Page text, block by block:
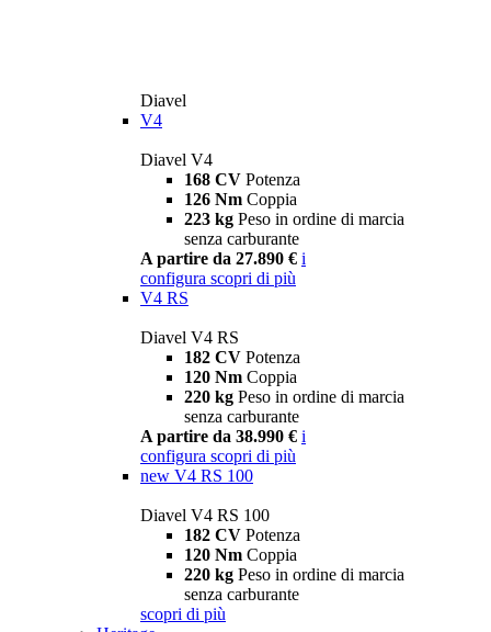
Diavel
V4
Diavel V4
168 CV Potenza
126 Nm Coppia
223 kg Peso in ordine di marcia
senza carburante
A partire da 27.890 € i
configura scopri di più
V4 RS
Diavel V4 RS
182 CV Potenza
120 Nm Coppia
220 kg Peso in ordine di marcia
senza carburante
A partire da 38.990 € i
configura scopri di più
new V4 RS 100
Diavel V4 RS 100
182 CV Potenza
120 Nm Coppia
220 kg Peso in ordine di marcia
senza carburante
scopri di più